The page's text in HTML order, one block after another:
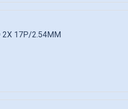
2X 17P/2.54MM